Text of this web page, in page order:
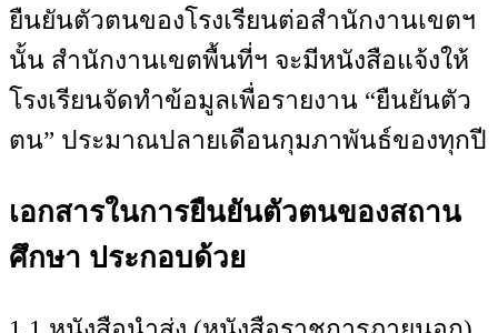
ยืนยันตัวตนของโรงเรียนต่อสำนักงานเขตฯ
นั้น สำนักงานเขตพื้นที่ฯ จะมีหนังสือแจ้งให้
โรงเรียนจัดทำข้อมูลเพื่อรายงาน “ยืนยันตัว
ตน” ประมาณปลายเดือนกุมภาพันธ์ของทุกปี
เอกสารในการยืนยันตัวตนของสถาน
ศึกษา ประกอบด้วย